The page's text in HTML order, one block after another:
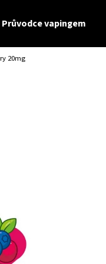
Průvodce vapingem
20mg
Co
LIQUID - LIO LIQID -